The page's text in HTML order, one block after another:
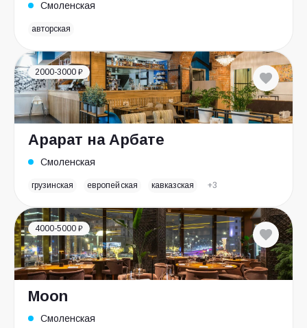
Смоленская
авторская
2000-3000 ₽
Арарат на Арбате
Смоленская
грузинская европейская кавказская +3
4000-5000 ₽
Moon
Смоленская